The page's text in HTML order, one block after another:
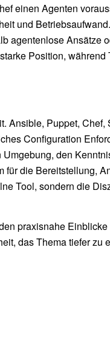
einen Agenten
und
agentenlose Ansätze
Position,
Puppet, Chef,
Configuration
den
für die Bereitstellung,
Tool, sondern die
praxisnahe
das Thema tiefer zu